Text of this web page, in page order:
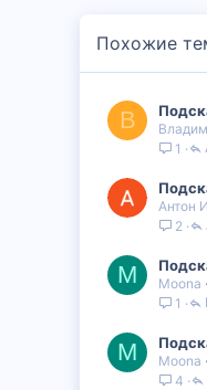
Похожие
В
1
Антон
2
M Moona
1
M Moona
4